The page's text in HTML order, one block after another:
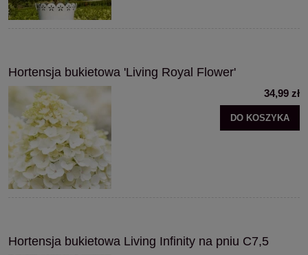
Hortensja bukietowa 'Living Royal Flower'
34,99 zł
DO KOSZYKA
Hortensja bukietowa Living Infinity na pniu C7,5